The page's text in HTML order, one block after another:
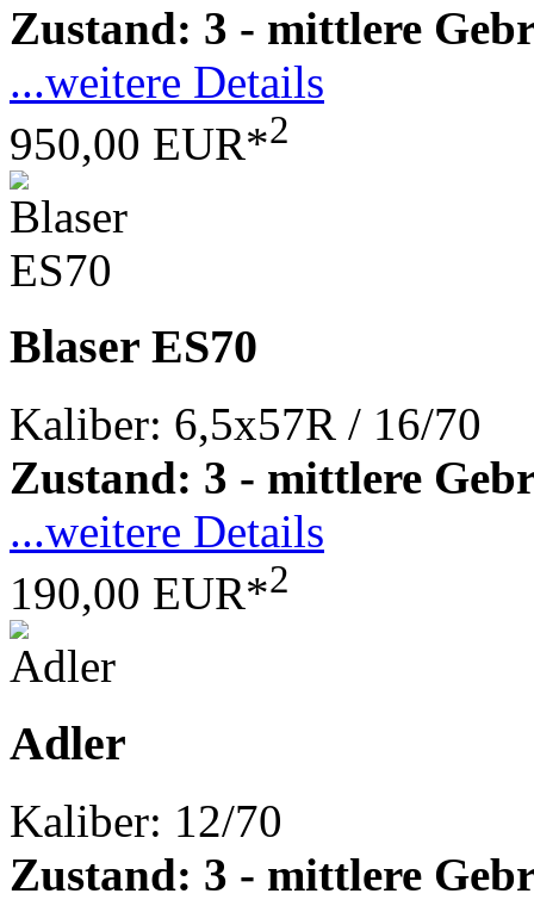
Zustand: 3 - mittlere
...weitere Details
950,00 EUR*2
Blaser ES70
Kaliber: 6,5x57R / 16/70
Zustand: 3 - mittlere
...weitere Details
190,00 EUR*2
Adler
Kaliber: 12/70
Zustand: 3 - mittlere